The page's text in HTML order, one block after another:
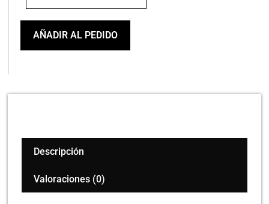
SERIES
EXPRESSION
FACTORY
AÑADIR AL PEDIDO
Descripción
Valoraciones (0)